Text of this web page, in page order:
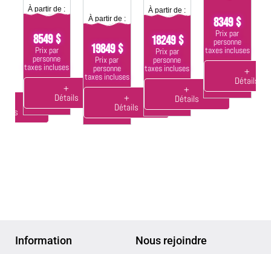
À partir de :
8549 $
Prix par
personne
taxes incluses
+
Détails
À partir de :
19849 $
Prix par
personne
taxes incluses
+
Détails
À partir de :
18249 $
Prix par
personne
taxes incluses
+
Détails
8349 $
Prix par
personne
taxes incluses
+
Détails
Information Nous rejoindre